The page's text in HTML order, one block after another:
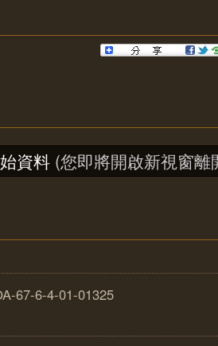
資料 (您即將開啟新視窗離
67-6-4-01-01325